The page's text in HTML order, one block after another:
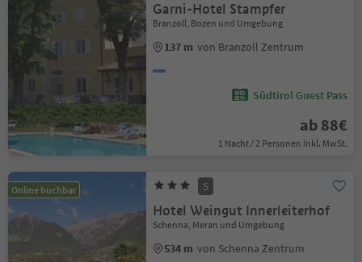
Garni-Hotel Stampfer
Branzoll, Bozen und Umgebung
137 m von Branzoll Zentrum
Südtirol Guest Pass
ab 88€
1 Nacht / 2 Personen Inkl. MwSt.
Online buchbar S
Hotel Weingut Innerleiterhof
Schenna, Meran und Umgebung
534 m von Schenna Zentrum